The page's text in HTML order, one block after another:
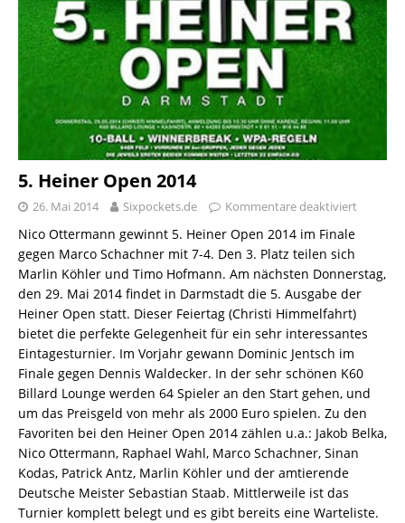
5. Heiner Open 2014
26. Mai 2014 Sixpockets.de Kommentare deaktiviert
Nico Ottermann gewinnt 5. Heiner Open 2014 im Finale
gegen Marco Schachner mit 7-4. Den 3. Platz teilen sich
Marlin Köhler und Timo Hofmann. Am nächsten Donnerstag,
den 29. Mai 2014 findet in Darmstadt die 5. Ausgabe der
Heiner Open statt. Dieser Feiertag (Christi Himmelfahrt)
bietet die perfekte Gelegenheit für ein sehr interessantes
Eintagesturnier. Im Vorjahr gewann Dominic Jentsch im
Finale gegen Dennis Waldecker. In der sehr schönen K60
Billard Lounge werden 64 Spieler an den Start gehen, und
um das Preisgeld von mehr als 2000 Euro spielen. Zu den
Favoriten bei den Heiner Open 2014 zählen u.a.: Jakob Belka,
Nico Ottermann, Raphael Wahl, Marco Schachner, Sinan
Kodas, Patrick Antz, Marlin Köhler und der amtierende
Deutsche Meister Sebastian Staab. Mittlerweile ist das
Turnier komplett belegt und es gibt bereits eine Warteliste.